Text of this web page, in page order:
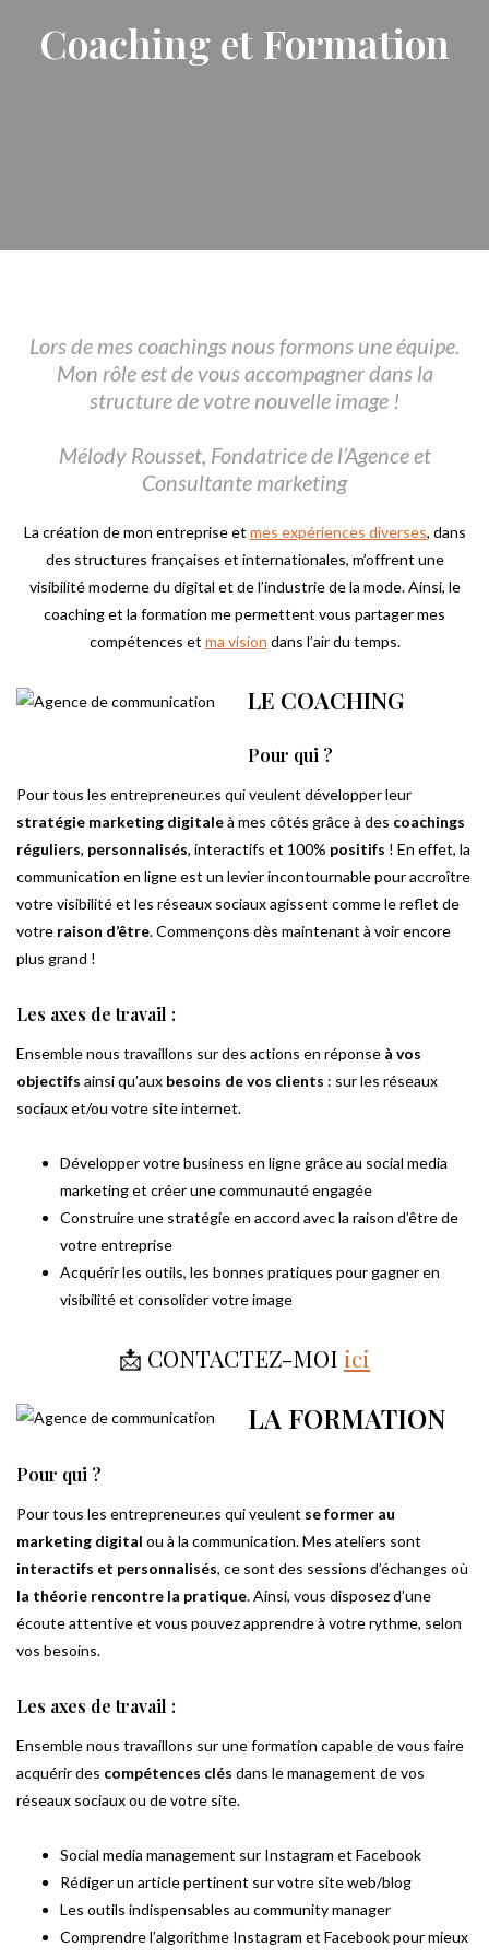
Coaching et Formation
Lors de mes coachings nous formons une équipe.
Mon rôle est de vous accompagner dans la
structure de votre nouvelle image !
Mélody Rousset, Fondatrice de l’Agence et
Consultante marketing
La création de mon entreprise et mes expériences diverses, dans
des structures françaises et internationales, m’offrent une
visibilité moderne du digital et de l’industrie de la mode. Ainsi, le
coaching et la formation me permettent vous partager mes
compétences et ma vision dans l’air du temps.
LE COACHING
Pour qui ?
Pour tous les entrepreneur.es qui veulent développer leur
stratégie marketing digitaleà mes côtés grâce à des coachings
réguliers, personnalisés, interactifs et 100% positifs ! En effet, la
communication en ligne est un levier incontournable pour accroître
votre visibilité et les réseaux sociaux agissent comme le reflet de
votre raison d’être. Commençons dès maintenant à voir encore
plus grand !
Les axes de travail :
Ensemble nous travaillons sur des actions en réponse à vos
objectifs ainsi qu’aux besoins de vos clients : sur les réseaux
sociaux et/ou votre site internet.
Développer votre business en ligne grâce au social media
marketing et créer une communauté engagée
Construire une stratégie en accord avec la raison d’être de
votre entreprise
Acquérir les outils, les bonnes pratiques pour gagner en
visibilité et consolider votre image
📩 CONTACTEZ-MOI ici
LA FORMATION
Pour qui ?
Pour tous les entrepreneur.es qui veulent se former au
marketing digital ou à la communication. Mes ateliers sont
interactifs et personnalisés, ce sont des sessions d’échanges où
la théorie rencontre la pratique. Ainsi, vous disposez d’une
écoute attentive et vous pouvez apprendre à votre rythme, selon
vos besoins.
Les axes de travail :
Ensemble nous travaillons sur une formation capable de vous faire
acquérir des compétences clés dans le management de vos
réseaux sociaux ou de votre site.
Social media management sur Instagram et Facebook
Rédiger un article pertinent sur votre site web/blog
Les outils indispensables au community manager
Comprendre l’algorithme Instagram et Facebook pour mieux